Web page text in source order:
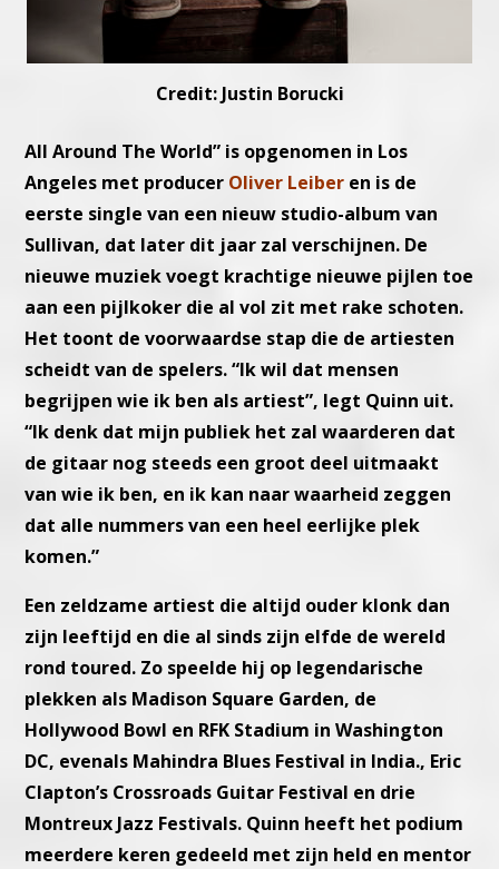
Credit: Justin Borucki
All Around The World” is opgenomen in Los
Angeles met producer Oliver Leiber en is de
eerste single van een nieuw studio-album van
Sullivan, dat later dit jaar zal verschijnen. De
nieuwe muziek voegt krachtige nieuwe pijlen toe
aan een pijlkoker die al vol zit met rake schoten.
Het toont de voorwaardse stap die de artiesten
scheidt van de spelers. “Ik wil dat mensen
begrijpen wie ik ben als artiest”, legt Quinn uit.
“Ik denk dat mijn publiek het zal waarderen dat
de gitaar nog steeds een groot deel uitmaakt
van wie ik ben, en ik kan naar waarheid zeggen
dat alle nummers van een heel eerlijke plek
komen.”
Een zeldzame artiest die altijd ouder klonk dan
zijn leeftijd en die al sinds zijn elfde de wereld
rond toured. Zo speelde hij op legendarische
plekken als Madison Square Garden, de
Hollywood Bowl en RFK Stadium in Washington
DC, evenals Mahindra Blues Festival in India., Eric
Clapton’s Crossroads Guitar Festival en drie
Montreux Jazz Festivals. Quinn heeft het podium
meerdere keren gedeeld met zijn held en mentor